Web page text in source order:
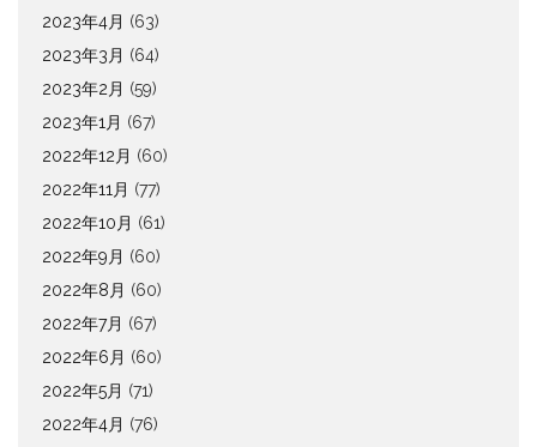
2023年4月 (63)
2023年3月 (64)
2023年2月 (59)
2023年1月 (67)
2022年12月 (60)
2022年11月 (77)
2022年10月 (61)
2022年9月 (60)
2022年8月 (60)
2022年7月 (67)
2022年6月 (60)
2022年5月 (71)
2022年4月 (76)